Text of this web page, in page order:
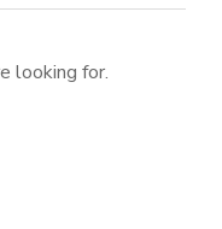
looking for.